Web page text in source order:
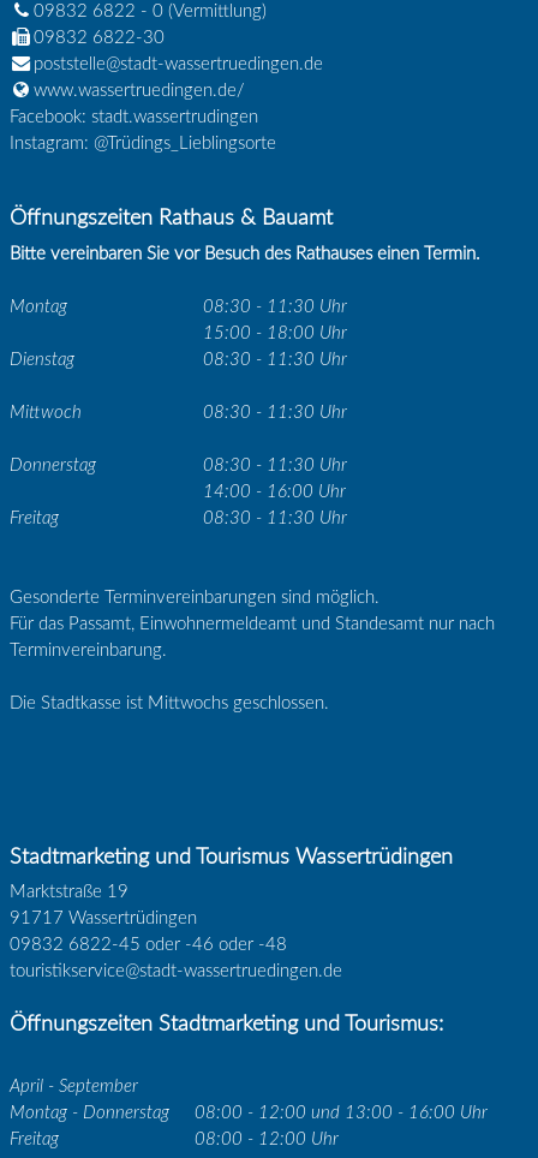
09832 6822 - 0(Vermittlung)
09832 6822-30
poststelle@stadt-wassertruedingen.de
www.wassertruedingen.de/
Facebook: stadt.wassertrudingen
Instagram: @Trüdings_Lieblingsorte
Öffnungszeiten Rathaus & Bauamt
Bitte vereinbaren Sie vor Besuch des Rathauses einen Termin.
Montag
08:30 - 11:30 Uhr
15:00 - 18:00 Uhr
Dienstag
08:30 - 11:30 Uhr
Mittwoch 08:30 - 11:30 Uhr
Donnerstag
08:30 - 11:30 Uhr
14:00 - 16:00 Uhr
Freitag
08:30 - 11:30 Uhr
Gesonderte Terminvereinbarungen sind möglich.
Für das Passamt, Einwohnermeldeamt und Standesamt nur nach
Terminvereinbarung.
Die Stadtkasse ist Mittwochs geschlossen.
Stadtmarketing und Tourismus Wassertrüdingen
Marktstraße 19
91717 Wassertrüdingen
09832 6822-45 oder -46 oder -48
touristikservice@stadt-wassertruedingen.de
Öffnungszeiten Stadtmarketing und Tourismus:
April - September
Montag - Donnerstag
08:00 - 12:00 und 13:00 - 16:00 Uhr
Freitag
08:00 - 12:00 Uhr